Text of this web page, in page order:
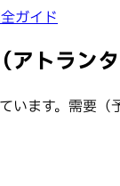
ガイド
トラン
います。需要（